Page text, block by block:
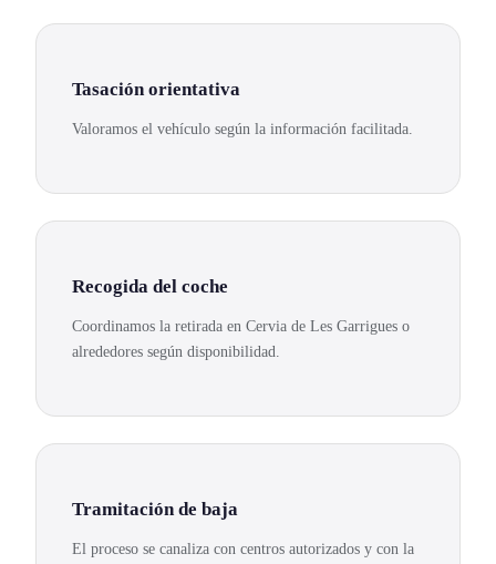
Tasación orientativa
Valoramos el vehículo según la información facilitada.
Recogida del coche
Coordinamos la retirada en Cervia de Les Garrigues o
alrededores según disponibilidad.
Tramitación de baja
El proceso se canaliza con centros autorizados y con la